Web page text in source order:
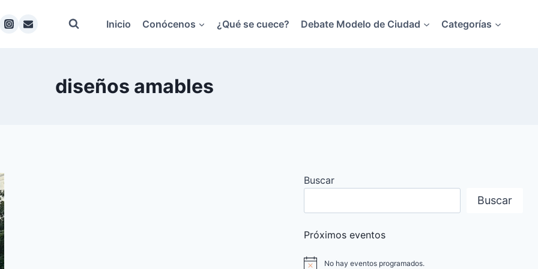
Inicio Conócenos ¿Qué se cuece? Debate Modelo de Ciudad Categorías
diseños amables
Buscar
Buscar
Próximos eventos
No hay eventos programados.